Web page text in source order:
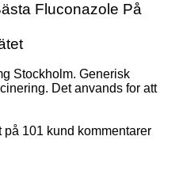
Fluconazole På
Stockholm. Generisk
Det anvands for att
på 101 kund kommentarer